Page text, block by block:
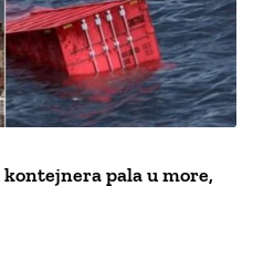
pala u more,